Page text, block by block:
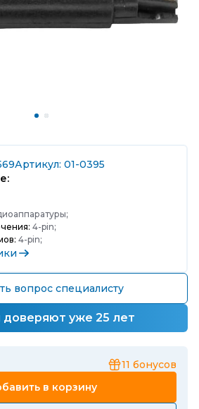
Артикул: 01-0395
4-pin;
4-pin;
вопрос специалисту
доверяют уже 25 лет
11 бонусов
в корзину